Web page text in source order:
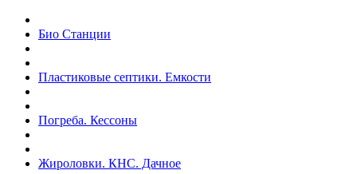
Био Станции
Пластиковые септики. Емкости
Погреба. Кессоны
Жироловки. КНС. Дачное